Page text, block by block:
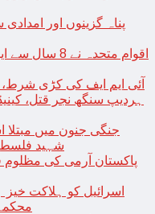
پناہ گزینوں اور امدادی
اقوام متحدہ
آئی ایم ایف کی کڑی شرط،
ہردیپ سنگھ نجر قتل،
جنگی جنون میں مبتلا
شہید فلسطینیوں
پاکستان آرمی کی مظلوم
اسرائیل کو ہلاکت